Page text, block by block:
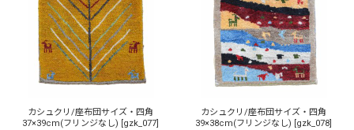
カシュクリ/座布団サイズ・四角
37×39cm(フリンジなし)
gzk_077
カシュクリ/座布団サイズ・四角
39×38cm(フリンジなし)
gzk_078